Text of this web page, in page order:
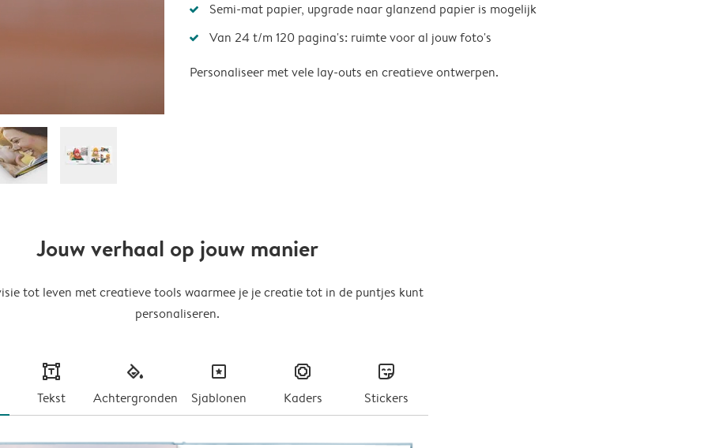
Semi-mat papier, upgrade naar glanzend papier is mogelijk
Van 24 t/m 120 pagina's: ruimte voor al jouw foto's
Personaliseer met vele lay-outs en creatieve ontwerpen.
Jouw verhaal op jouw manier
tot leven met creatieve tools waarmee je je creatie tot in de puntjes kunt
personaliseren.
text
Tekst
fill
Achtergronden
masks
Sjablonen
frames
Kaders
stickers
Stickers